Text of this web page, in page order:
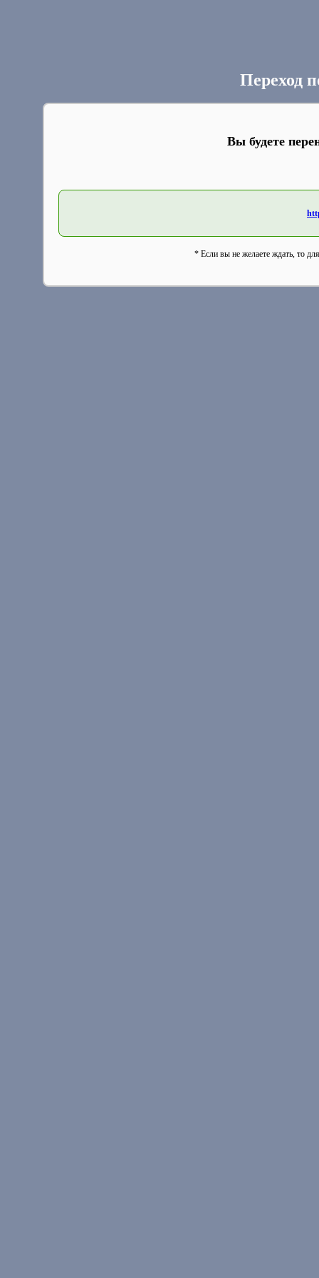
Переход
Вы будете
* Если вы не желаете ждать, то